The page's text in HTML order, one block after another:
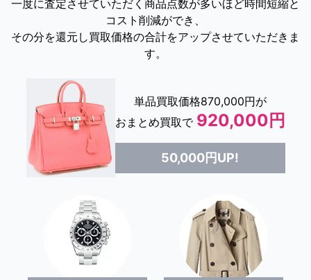
一度に査定させていただく商品点数が多いほど時間短縮と
コスト削減ができ、
その分を還元し買取価格の合計をアップさせていただきま
す。
単品買取価格870,000円が
おまとめ買取で 920,000円
50,000円UP!